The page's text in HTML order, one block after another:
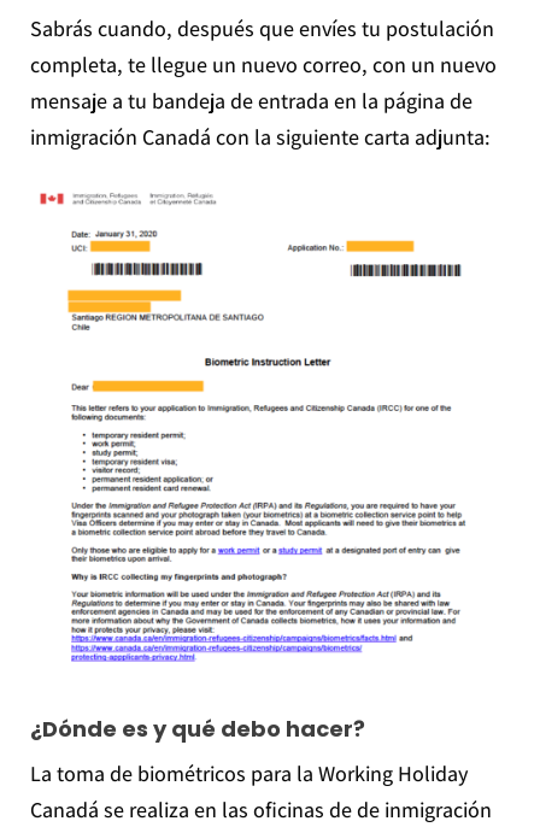
Sabrás cuando, después que envíes tu postulación
completa, te llegue un nuevo correo, con un nuevo
mensaje a tu bandeja de entrada en la página de
inmigración Canadá con la siguiente carta adjunta:
¿Dónde es y qué debo hacer?
La toma de biométricos para la Working Holiday
Canadá se realiza en las oficinas de de inmigración